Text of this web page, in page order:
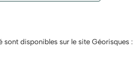
sont disponibles sur le site Géorisques :